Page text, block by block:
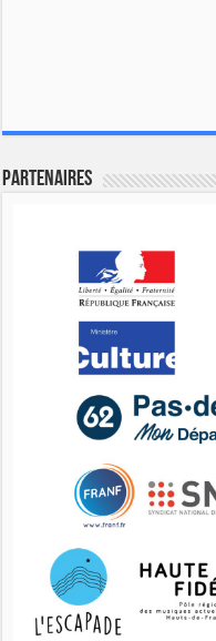
Partenaires